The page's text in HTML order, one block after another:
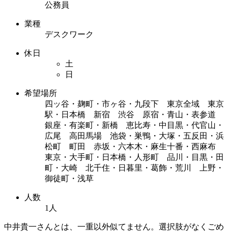
公務員
業種
デスクワーク
休日
土
日
希望場所
四ッ谷・麹町・市ヶ谷・九段下 東京全域 東京
駅・日本橋 新宿 渋谷 原宿・青山・表参道
銀座・有楽町・新橋 恵比寿・中目黒・代官山・
広尾 高田馬場 池袋・巣鴨・大塚・五反田・浜
松町 町田 赤坂・六本木・麻生十番・西麻布
東京・大手町・日本橋・人形町 品川・目黒・田
町・大崎 北千住・日暮里・葛飾・荒川 上野・
御徒町・浅草
人数
1人
中井貴一さんとは、一重以外似てません。選択肢がなくごめ